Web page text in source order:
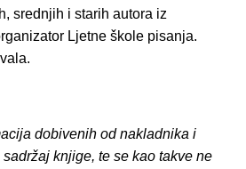
srednjih i starih autora iz
Ljetne škole pisanja.
dobivenih od nakladnika i
knjige, te se kao takve ne